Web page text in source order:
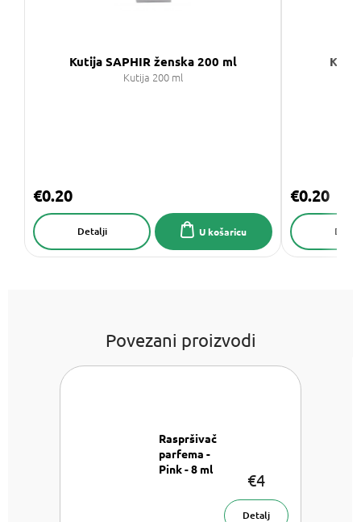
Kutija SAPHIR ženska 200 ml
Kutija 200 ml
€0.20
U košaricu
Detalji
€0.20
Povezani proizvodi
Raspršivač
parfema -
Pink - 8 ml
€4
Detalj